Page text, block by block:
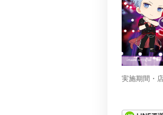
実施期間・